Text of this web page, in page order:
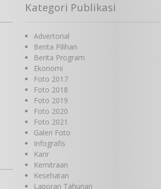
Kategori Publikasi
Advertorial
Berita Pilihan
Berita Program
Ekonomi
Foto 2017
Foto 2018
Foto 2019
Foto 2020
Foto 2021
Galeri Foto
Infografis
Karir
Kemitraan
Kesehatan
Laporan Tahunan